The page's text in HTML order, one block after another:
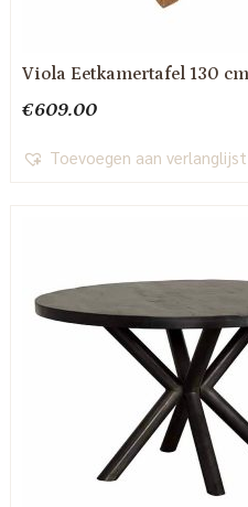
Viola Eetkamertafel 130
€609.00
Toevoegen aan verlanglijst